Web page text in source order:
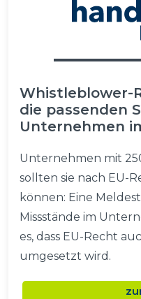
Whistleblower-
die passenden
Unternehmen
Unternehmen mit
sollten sie nach EU-
können: Eine
Missstände im
es, dass EU-Recht
umgesetzt wird.